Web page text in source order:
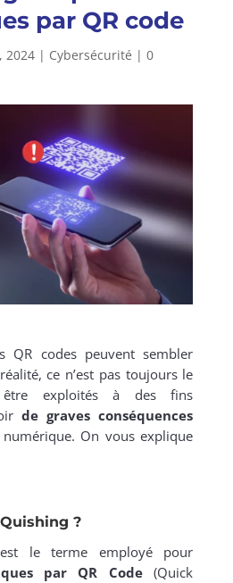
par QR code
2024| Cybersécurité | 0
QR codes peuvent sembler
ce n’est pas toujours le
exploités à des fins
de graves conséquences
On vous explique
?
le terme employé pour
par QR Code(Quick